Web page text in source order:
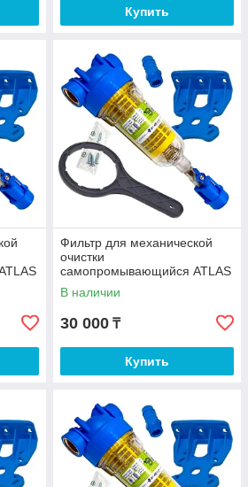
Купить
Фильтр для механической
очистки
самопромывающийся ATLAS
HYDRA RLH 90 микрон 1"
В наличии
30 000 ₸
Купить